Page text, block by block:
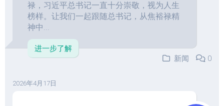
禄，习近平总书记一直十分崇敬，视为人生
榜样。让我们一起跟随总书记，从焦裕禄精
神中...
进一步了解
新闻
0
2026年4月17日